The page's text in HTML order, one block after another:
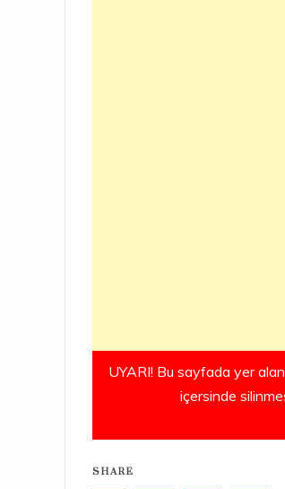
UYARI! Bu sayfada yer
içersinde
SHARE